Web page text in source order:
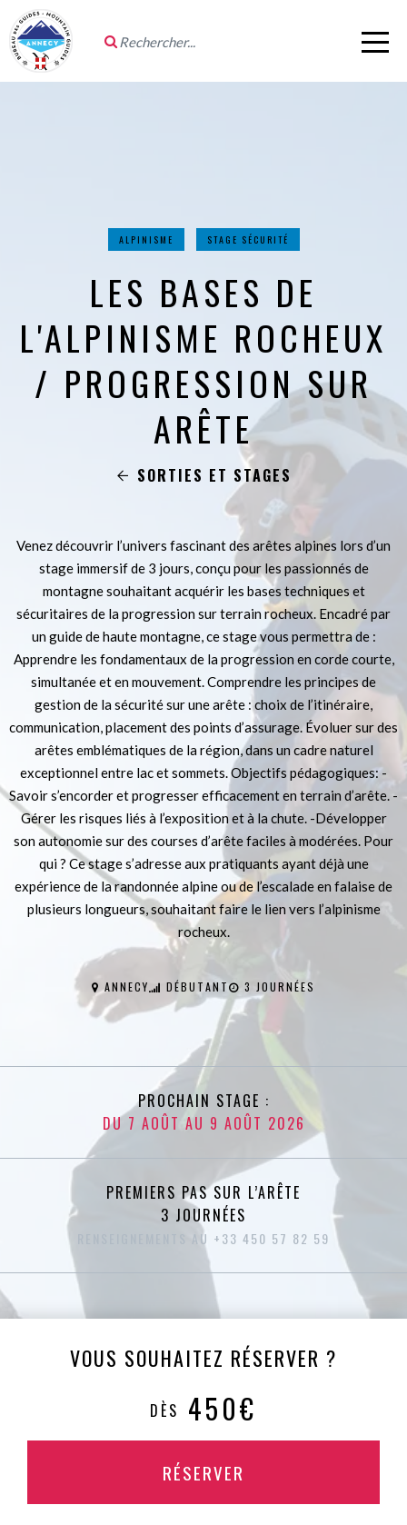
ALPINISME STAGE SÉCURITÉ
LES BASES DE
L'ALPINISME ROCHEUX
/ PROGRESSION SUR
ARÊTE
SORTIES ET STAGES
Venez découvrir l’univers fascinant des arêtes alpines lors d’un
stage immersif de 3 jours, conçu pour les passionnés de
montagne souhaitant acquérir les bases techniques et
sécuritaires de la progression sur terrain rocheux. Encadré par
un guide de haute montagne, ce stage vous permettra de :
Apprendre les fondamentaux de la progression en corde courte,
simultanée et en mouvement. Comprendre les principes de
gestion de la sécurité sur une arête : choix de l’itinéraire,
communication, placement des points d’assurage. Évoluer sur des
arêtes emblématiques de la région, dans un cadre naturel
exceptionnel entre lac et sommets. Objectifs pédagogiques: -
Savoir s’encorder et progresser efficacement en terrain d’arête. -
Gérer les risques liés à l’exposition et à la chute. -Développer
son autonomie sur des courses d’arête faciles à modérées. Pour
qui ? Ce stage s’adresse aux pratiquants ayant déjà une
expérience de la randonnée alpine ou de l’escalade en falaise de
plusieurs longueurs, souhaitant faire le lien vers l’alpinisme
rocheux.
ANNECY DÉBUTANT 3 JOURNÉES
PROCHAIN STAGE :
DU 7 AOÛT AU 9 AOÛT 2026
PREMIERS PAS SUR L’ARÊTE
3 JOURNÉES
RENSEIGNEMENTS AU +33 450 57 82 59
VOUS SOUHAITEZ RÉSERVER ?
DÈS 450€
RÉSERVER